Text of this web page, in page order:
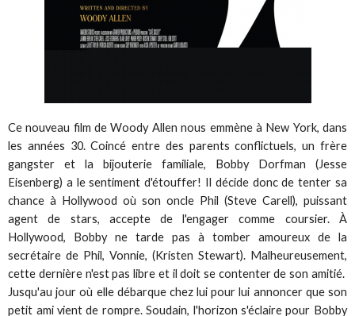
Ce nouveau film de Woody Allen nous emmène à New York, dans
les années 30. Coincé entre des parents conflictuels, un frère
gangster et la bijouterie familiale, Bobby Dorfman (Jesse
Eisenberg) a le sentiment d'étouffer! Il décide donc de tenter sa
chance à Hollywood où son oncle Phil (Steve Carell), puissant
agent de stars, accepte de l'engager comme coursier. À
Hollywood, Bobby ne tarde pas à tomber amoureux de la
secrétaire de Phil, Vonnie, (Kristen Stewart). Malheureusement,
cette dernière n'est pas libre et il doit se contenter de son amitié.
Jusqu'au jour où elle débarque chez lui pour lui annoncer que son
petit ami vient de rompre. Soudain, l'horizon s'éclaire pour Bobby